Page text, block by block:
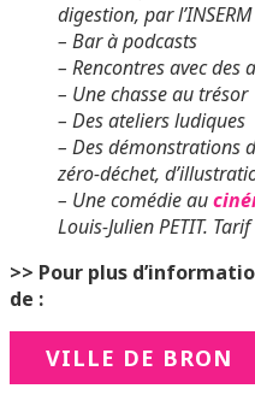
digestion, par
– Bar à podcasts
– Rencontres avec des
– Une chasse au trésor
– Des ateliers ludiques
– Des démonstrations
zéro-déchet,
– Une comédie au
Louis-Julien PETIT.
>> Pour plus
de :
VILLE DE BRON